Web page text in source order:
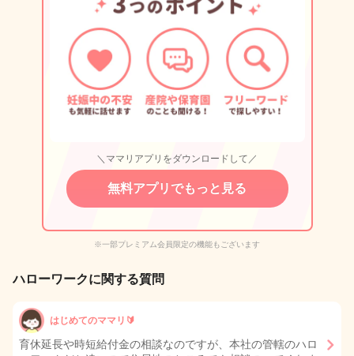
＼ママリアプリをダウンロードして／
無料アプリでもっと見る
※一部プレミアム会員限定の機能もございます
ハローワークに関する質問
はじめてのママリ🔰
育休延長や時短給付金の相談なのですが、本社の管轄のハロ